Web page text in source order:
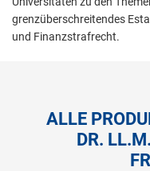
grenzüberschreitendes
und Finanzstrafrecht.
ALLE
DR.